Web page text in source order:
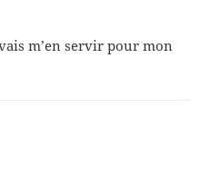
m’en servir pour mon